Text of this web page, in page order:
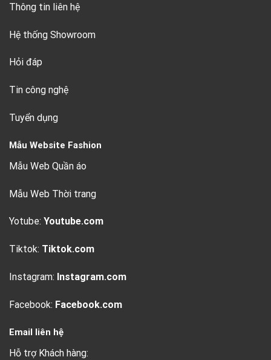
Thông tin liên hệ
Hệ thống Showroom
Hỏi đáp
Tin công nghệ
Tuyển dụng
Mẫu Website Fashion
Mẫu Web Quần áo
Mẫu Web Thời trang
Yotube: Youtube.com
Tiktok: Tiktok.com
Instagram: Instagram.com
Facebook: Facebook.com
Email liên hệ
Hỗ trợ Khách hàng: